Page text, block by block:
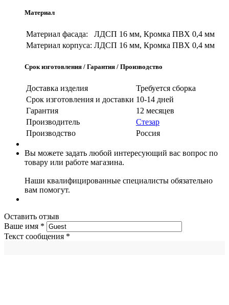
Материал
Материал фасада:
ЛДСП 16 мм, Кромка ПВХ 0,4 мм
Материал корпуса: ЛДСП 16 мм, Кромка ПВХ 0,4 мм
Срок изготовления / Гарантия / Производство
Доставка изделия
Требуется сборка
Срок изготовления и доставки 10-14 дней
Гарантия
12 месяцев
Производитель
Стезар
Производство
Россия
Вы можете задать любой интересующий вас вопрос по
товару или работе магазина.
Наши квалифицированные специалисты обязательно
вам помогут.
Оставить отзыв
Ваше имя *
Текст сообщения *